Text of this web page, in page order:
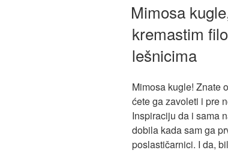
Mimosa
kremastim
lešnicima
Mimosa kugle! Znate
ćete ga zavoleti i pre
Inspiraciju da i sama
dobila kada sam ga
poslastičarnici. I da,